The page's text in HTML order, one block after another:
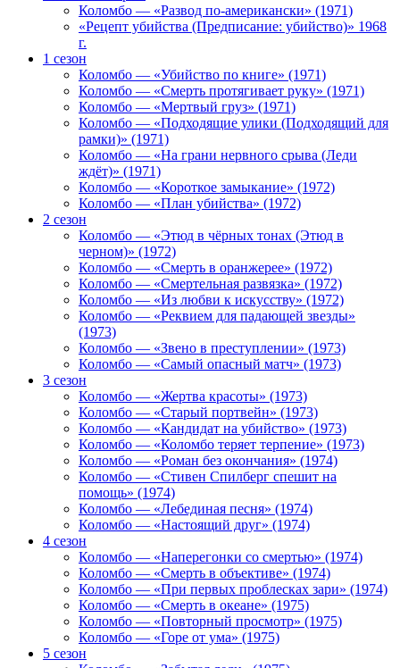
Коломбо — «Развод по-американски» (1971)
«Рецепт убийства (Предписание: убийство)» 1968
г.
1 сезон
Коломбо — «Убийство по книге» (1971)
Коломбо — «Смерть протягивает руку» (1971)
Коломбо — «Мертвый груз» (1971)
Коломбо — «Подходящие улики (Подходящий для
рамки)» (1971)
Коломбо — «На грани нервного срыва (Леди
ждёт)» (1971)
Коломбо — «Короткое замыкание» (1972)
Коломбо — «План убийства» (1972)
2 сезон
Коломбо — «Этюд в чёрных тонах (Этюд в
черном)» (1972)
Коломбо — «Смерть в оранжерее» (1972)
Коломбо — «Смертельная развязка» (1972)
Коломбо — «Из любви к искусству» (1972)
Коломбо — «Реквием для падающей звезды»
(1973)
Коломбо — «Звено в преступлении» (1973)
Коломбо — «Самый опасный матч» (1973)
3 сезон
Коломбо — «Жертва красоты» (1973)
Коломбо — «Старый портвейн» (1973)
Коломбо — «Кандидат на убийство» (1973)
Коломбо — «Коломбо теряет терпение» (1973)
Коломбо — «Роман без окончания» (1974)
Коломбо — «Стивен Спилберг спешит на
помощь» (1974)
Коломбо — «Лебединая песня» (1974)
Коломбо — «Настоящий друг» (1974)
4 сезон
Коломбо — «Наперегонки со смертью» (1974)
Коломбо — «Смерть в объективе» (1974)
Коломбо — «При первых проблесках зари» (1974)
Коломбо — «Смерть в океане» (1975)
Коломбо — «Повторный просмотр» (1975)
Коломбо — «Горе от ума» (1975)
5 сезон